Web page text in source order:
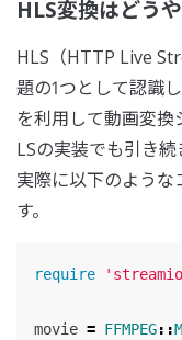
HLS変換はどう
HLS（HTTP Live
題の1つとして認識
を利用して動画変
LSの実装でも引き
実際に以下のような
す。
require
movie = FFMPEG::